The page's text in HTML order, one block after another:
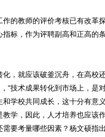
的教师的评价考核已有改革
标，作为评聘副高和正高的
，就应该破釜沉舟，在高校还
“技术成果转化到市场上，
学校共同成长，这十分有意
学，因此，人才培养也应该
要考量哪些因素？杨文硕指